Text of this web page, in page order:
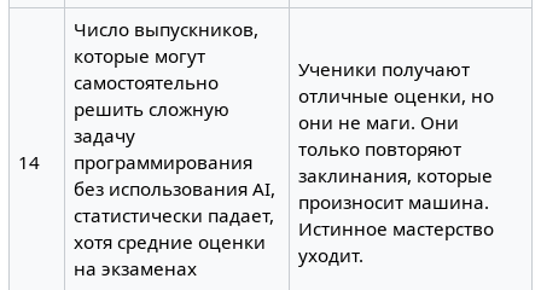
14
Число выпускников,
которые могут
самостоятельно
решить сложную
задачу
программирования
без использования AI,
статистически падает,
хотя средние оценки
на экзаменах
Ученики получают
отличные оценки, но
они не маги. Они
только повторяют
заклинания, которые
произносит машина.
Истинное мастерство
уходит.